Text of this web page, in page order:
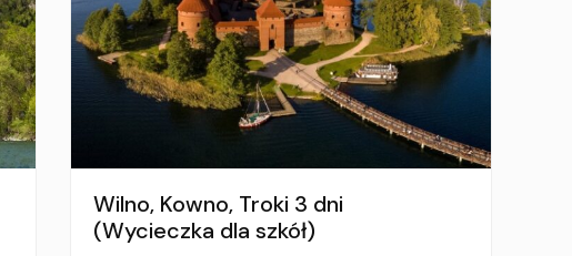
Wilno, Kowno, Troki 3 dni
(Wycieczka dla szkół)